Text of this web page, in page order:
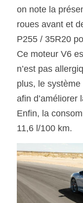
on note la
roues avant et
P255 / 35R20
Ce moteur V6
n’est pas
plus, le système
afin d’améliorer
Enfin, la
11,6 l/100 km.